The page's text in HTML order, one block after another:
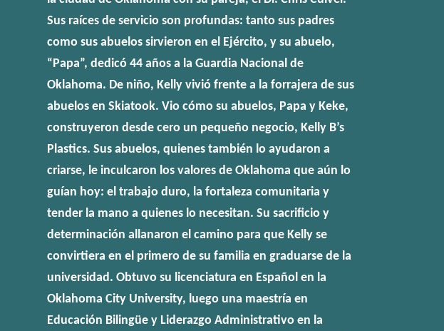
Sus raíces de servicio son profundas: tanto sus padres
como sus abuelos sirvieron en el Ejército, y su abuelo,
“Papa”, dedicó 44 años a la Guardia Nacional de
Oklahoma. De niño, Kelly vivió frente a la forrajera de sus
abuelos en Skiatook. Vio cómo su abuelos, Papa y Keke,
construyeron desde cero un pequeño negocio, Kelly B’s
Plastics. Sus abuelos, quienes también lo ayudaron a
criarse, le inculcaron los valores de Oklahoma que aún lo
guían hoy: el trabajo duro, la fortaleza comunitaria y
tender la mano a quienes lo necesitan. Su sacrificio y
determinación allanaron el camino para que Kelly se
convirtiera en el primero de su familia en graduarse de la
universidad. Obtuvo su licenciatura en Español en la
Oklahoma City University, luego una maestría en
Educación Bilingüe y Liderazgo Administrativo en la